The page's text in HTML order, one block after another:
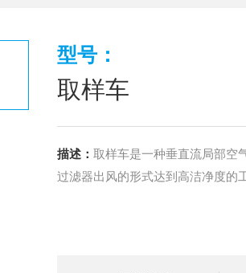
型号：
取样车
描述： 取样车是一种垂直流局部空
过滤器出风的形式达到高洁净度的